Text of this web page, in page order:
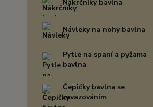
Nákrčníky bavlna
Návleky na nohy bavlna
Pytle na spaní a pyžama
bavlna
Čepičky bavlna se
zavazováním